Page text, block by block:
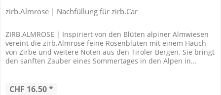
zirb.Almrose | Nachfüllung für zirb.Car
ZIRB.ALMROSE | Inspiriert von den Blüten alpiner Almwiesen
vereint die zirb.Almrose feine Rosenblüten mit einem Hauch
von Zirbe und weitere Noten aus den Tiroler Bergen. Sie bringt
den sanften Zauber eines Sommertages in den Alpen in...
CHF 16.50 *